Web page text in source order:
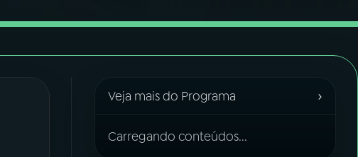
Veja mais do Programa ›
Carregando conteúdos...